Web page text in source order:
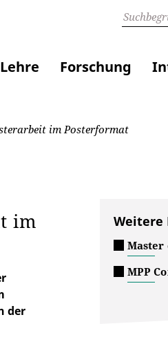
Lehre Forschung
im Posterformat
im
der
Weitere
Master
MPP